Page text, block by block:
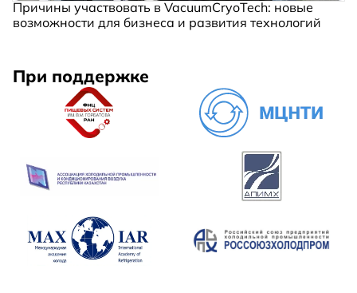
Причины участвовать в VacuumCryoTech: новые
возможности для бизнеса и развития технологий
При поддержке